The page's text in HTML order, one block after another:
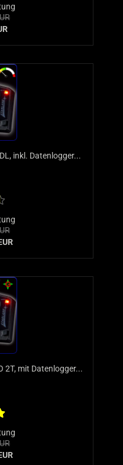
inkl. Datenlogger...
2T, mit Datenlogger...